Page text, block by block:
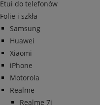
Etui do telefonów
Folie i szkła
Samsung
Huawei
Xiaomi
iPhone
Motorola
Realme
Realme 7i